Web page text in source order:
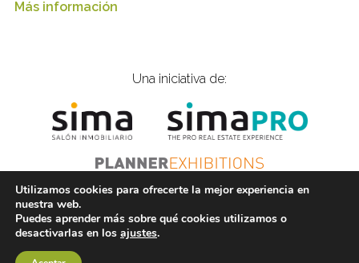
Más información
Una iniciativa de:
© 2021 Inmobiliarios Solidarios |is@gplanner.com |
Tel.: 915 774 797
Política de cookies
Utilizamos cookies para ofrecerte la mejor experiencia en
nuestra web.
Puedes aprender más sobre qué cookies utilizamos o
desactivarlas en los ajustes.